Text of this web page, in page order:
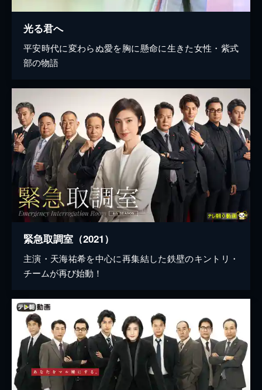
光る君へ
平安時代に変わらぬ愛を胸に懸命に生きた女性・紫式
部の物語
緊急取調室（2021）
主演・天海祐希を中心に再集結した鉄壁のキントリ・
チームが再び始動！